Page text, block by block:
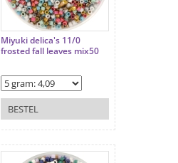
Miyuki delica's 11/0
frosted fall leaves mix50
BESTEL